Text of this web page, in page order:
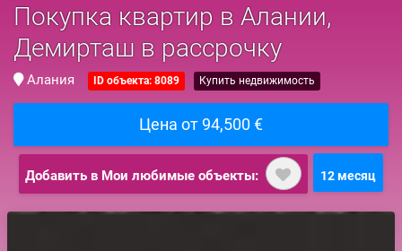
Покупка квартир в Алании,
Демирташ в рассрочку
Алания ID объекта: 8089 Купить недвижимость
Цена от 94,500 €
Добавить в Мои любимые объекты: 12 месяц